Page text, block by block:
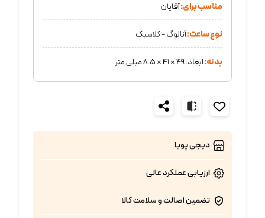
مناسب برای:آقایان
نوع ساعت:آنالوگ - کلاسیک
بدنه:ابعاد: 49 × 41 × 8.5 میلی متر
دیجی پویا
ارزیابی عملکردعالی
تضمین اصالت و سلامت کالا